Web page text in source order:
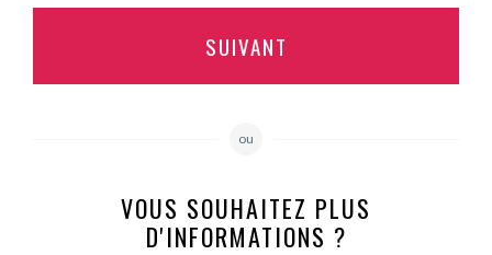
SUIVANT
ou
VOUS SOUHAITEZ PLUS
D'INFORMATIONS ?